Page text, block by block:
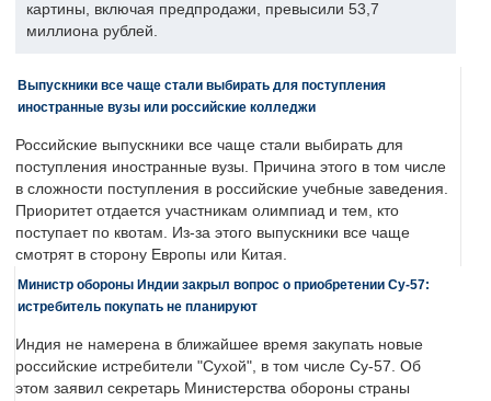
картины, включая предпродажи, превысили 53,7
миллиона рублей.
Выпускники все чаще стали выбирать для поступления
иностранные вузы или российские колледжи
Российские выпускники все чаще стали выбирать для
поступления иностранные вузы. Причина этого в том числе
в сложности поступления в российские учебные заведения.
Приоритет отдается участникам олимпиад и тем, кто
поступает по квотам. Из-за этого выпускники все чаще
смотрят в сторону Европы или Китая.
Министр обороны Индии закрыл вопрос о приобретении Су-57:
истребитель покупать не планируют
Индия не намерена в ближайшее время закупать новые
российские истребители "Сухой", в том числе Су-57. Об
этом заявил секретарь Министерства обороны страны